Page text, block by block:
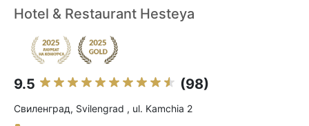
Hotel & Restаurant Hesteya
9.5 (98)
Свиленград, Svilengrad , ul. Kamchia 2